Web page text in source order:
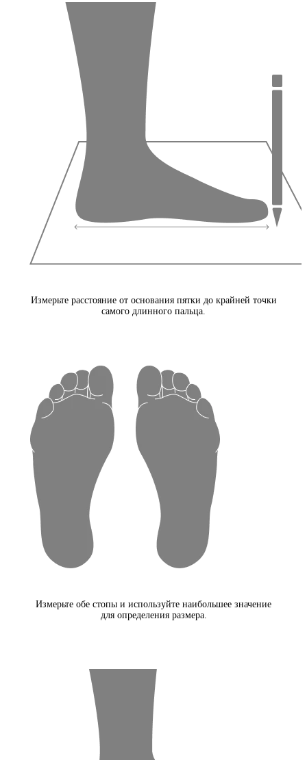
Измерьте расстояние от основания пятки до крайней точки
самого длинного пальца.
Измерьте обе стопы и используйте наибольшее значение
для определения размера.